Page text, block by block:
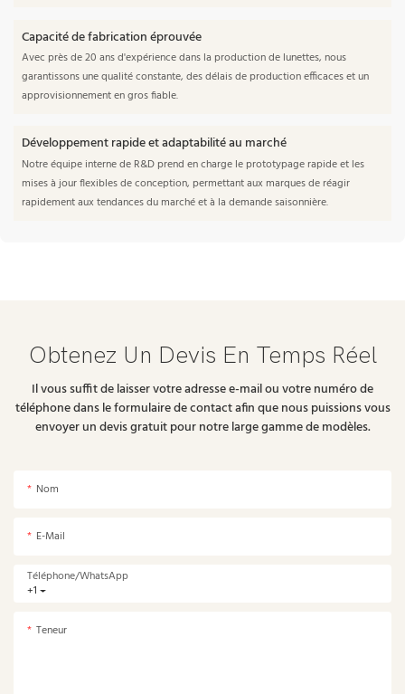
Capacité de fabrication éprouvée
Avec près de 20 ans d'expérience dans la production de lunettes, nous
garantissons une qualité constante, des délais de production efficaces et un
approvisionnement en gros fiable.
Développement rapide et adaptabilité au marché
Notre équipe interne de R&D prend en charge le prototypage rapide et les
mises à jour flexibles de conception, permettant aux marques de réagir
rapidement aux tendances du marché et à la demande saisonnière.
Obtenez Un Devis En Temps Réel
Il vous suffit de laisser votre adresse e-mail ou votre numéro de
téléphone dans le formulaire de contact afin que nous puissions vous
envoyer un devis gratuit pour notre large gamme de modèles.
Nom
E-Mail
+1
Téléphone/WhatsApp
Teneur